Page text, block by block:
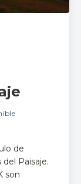
de
Paisaje.
son